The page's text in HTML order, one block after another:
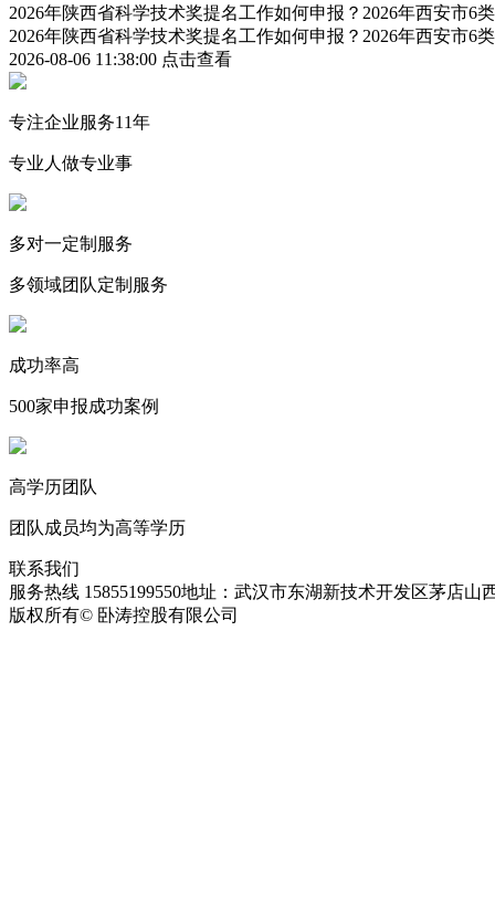
2026年陕西省科学技术奖提名工作如何申报？2026年西安市6
2026年陕西省科学技术奖提名工作如何申报？2026年西安市6
2026-08-06 11:38:00 点击查看
专注企业服务11年
专业人做专业事
多对一定制服务
多领域团队定制服务
成功率高
500家申报成功案例
高学历团队
团队成员均为高等学历
联系我们
服务热线 15855199550地址：武汉市东湖新技术开发区茅店山
版权所有© 卧涛控股有限公司